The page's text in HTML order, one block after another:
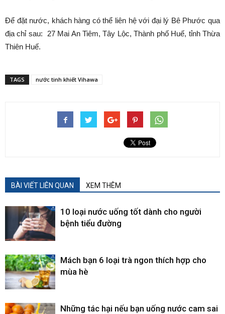
Để đặt nước, khách hàng có thể liên hệ với đại lý Bê Phước qua
địa chỉ sau: 27 Mai An Tiêm, Tây Lộc, Thành phố Huế, tỉnh Thừa
Thiên Huế.
TAGS nước tinh khiết Vihawa
BÀI VIẾT LIÊN QUAN XEM THÊM
10 loại nước uống tốt dành cho người
bệnh tiểu đường
Mách bạn 6 loại trà ngon thích hợp cho
mùa hè
Những tác hại nếu bạn uống nước cam sai